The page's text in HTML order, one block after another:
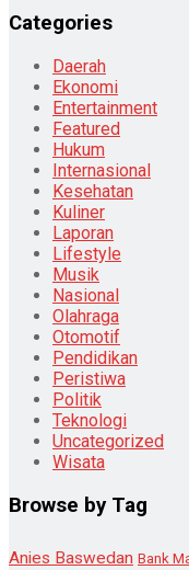
Categories
Daerah
Ekonomi
Entertainment
Featured
Hukum
Internasional
Kesehatan
Kuliner
Laporan
Lifestyle
Musik
Nasional
Olahraga
Otomotif
Pendidikan
Peristiwa
Politik
Teknologi
Uncategorized
Wisata
Browse by Tag
Anies Baswedan Bank